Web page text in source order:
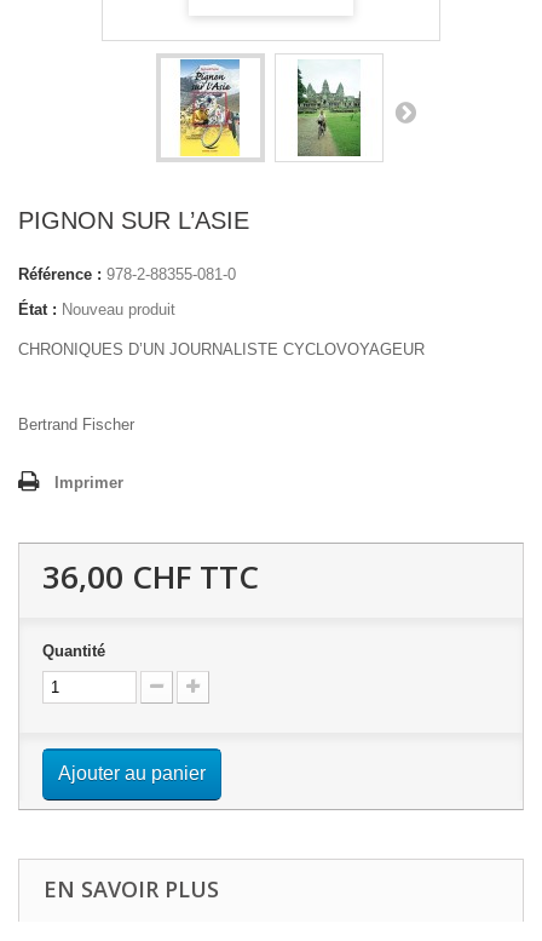
PIGNON SUR L’ASIE
Référence : 978-2-88355-081-0
État : Nouveau produit
CHRONIQUES D’UN JOURNALISTE CYCLOVOYAGEUR
Bertrand Fischer
Imprimer
36,00 CHF TTC
Quantité
Ajouter au panier
EN SAVOIR PLUS